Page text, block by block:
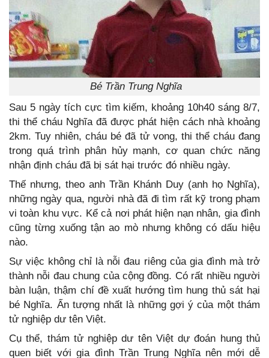
Bé Trần Trung Nghĩa
Sau 5 ngày tích cực tìm kiếm, khoảng 10h40 sáng 8/7,
thi thể cháu Nghĩa đã được phát hiện cách nhà khoảng
2km. Tuy nhiên, cháu bé đã tử vong, thi thể cháu đang
trong quá trình phân hủy mạnh, cơ quan chức năng
nhận định cháu đã bị sát hại trước đó nhiều ngày.
Thế nhưng, theo anh Trần Khánh Duy (anh họ Nghĩa),
những ngày qua, người nhà đã đi tìm rất kỹ trong phạm
vi toàn khu vực. Kể cả nơi phát hiện nạn nhân, gia đình
cũng từng xuống tận ao mò nhưng không có dấu hiệu
nào.
Sự việc không chỉ là nỗi đau riêng của gia đình mà trở
thành nỗi đau chung của cộng đồng. Có rất nhiều người
bàn luận, thậm chí đề xuất hướng tìm hung thủ sát hại
bé Nghĩa. Ấn tượng nhất là những gợi ý của một thám
tử nghiệp dư tên Việt.
Cụ thể, thám tử nghiệp dư tên Việt dự đoán hung thủ
quen biết với gia đình Trần Trung Nghĩa nên mới dễ